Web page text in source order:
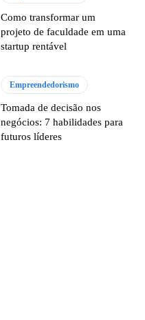
Como transformar um
projeto de faculdade em uma
startup rentável
Empreendedorismo
Tomada de decisão nos
negócios: 7 habilidades para
futuros líderes